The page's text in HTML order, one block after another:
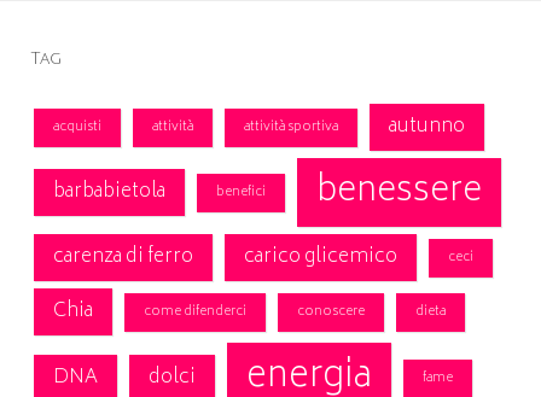
Tag
acquisti attività attività sportiva
autunno
barbabietola
benefici benessere
carenza di ferro carico glicemico ceci
Chia come difenderci conoscere dieta
DNA dolci energia fame